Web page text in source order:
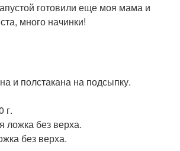
готовили еще моя мама и
много начинки!
и полстакана на подсыпку.
г.
ложка без верха.
без верха.